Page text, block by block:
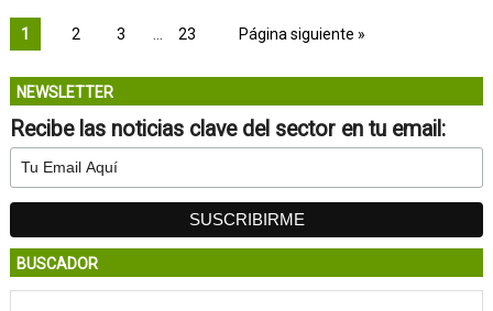
1 2 3 23 Página siguiente »
NEWSLETTER
Recibe las noticias clave del sector en tu email:
BUSCADOR